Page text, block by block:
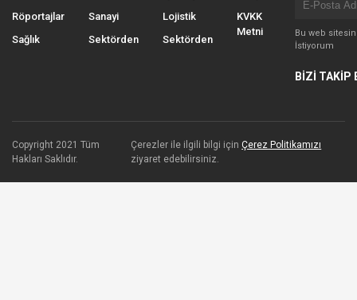
Röportajlar
Sağlık
Sanayi
Sektörden
Lojistik
Sektörden
KVKK
Metni
Bu web
İstiyorum
BİZİ TAKİP
Copyright 2021 Tüm
Hakları Saklıdır.
Çerezler ile ilgili bilgi içinÇerez Politikamızı
ziyaret edebilirsiniz.